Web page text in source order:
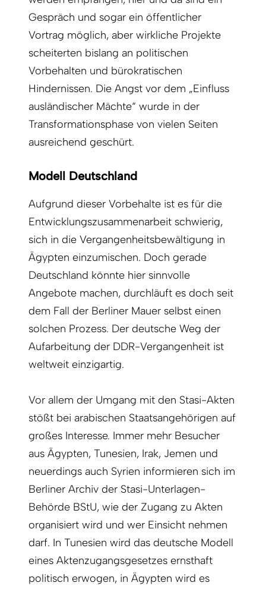
Gespräch und sogar ein öffentlicher
Vortrag möglich, aber wirkliche Projekte
scheiterten bislang an politischen
Vorbehalten und bürokratischen
Hindernissen. Die Angst vor dem „Einfluss
ausländischer Mächte“ wurde in der
Transformationsphase von vielen Seiten
ausreichend geschürt.
Modell Deutschland
Aufgrund dieser Vorbehalte ist es für die
Entwicklungszusammenarbeit schwierig,
sich in die Vergangenheitsbewältigung in
Ägypten einzumischen. Doch gerade
Deutschland könnte hier sinnvolle
Angebote machen, durchläuft es doch seit
dem Fall der Berliner Mauer selbst einen
solchen Prozess. Der deutsche Weg der
Aufarbeitung der DDR-Vergangenheit ist
weltweit einzigartig.
Vor allem der Umgang mit den Stasi-Akten
stößt bei arabischen Staatsangehörigen auf
großes Interesse. Immer mehr Besucher
aus Ägypten, Tunesien, Irak, Jemen und
neuerdings auch Syrien informieren sich im
Berliner Archiv der Stasi-Unterlagen-
Behörde BStU, wie der Zugang zu Akten
organisiert wird und wer Einsicht nehmen
darf. In Tunesien wird das deutsche Modell
eines Aktenzugangsgesetzes ernsthaft
politisch erwogen, in Ägypten wird es